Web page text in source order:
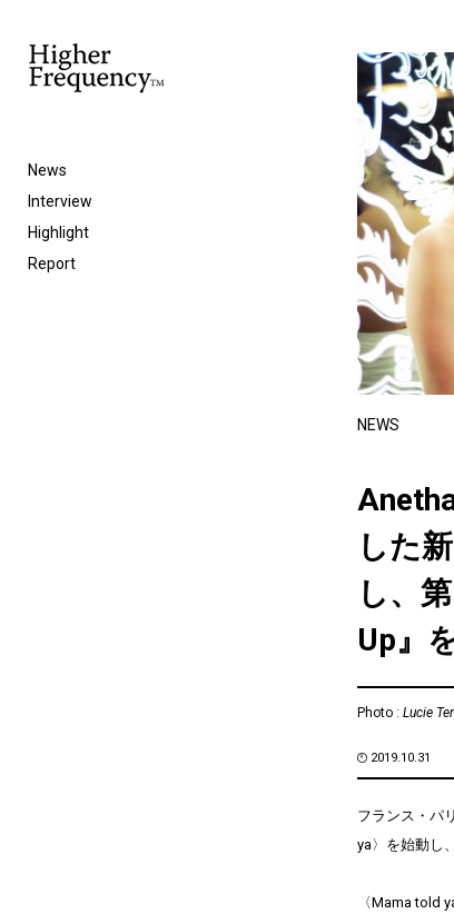
News
Interview
Highlight
Report
NEWS
した
し、
Up』
Photo : Lucie
2019.10.31
フランス・パ
ya〉を始動し
〈Mama told